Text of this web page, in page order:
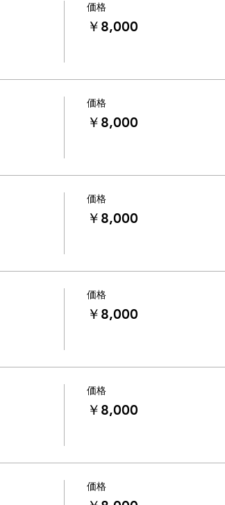
価格
￥8,000
価格
￥8,000
価格
￥8,000
価格
￥8,000
価格
￥8,000
価格